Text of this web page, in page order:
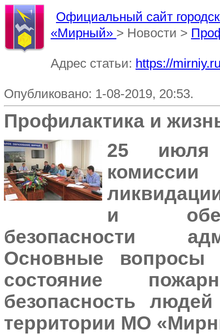
Официальный сайт
«Мирный» > Новости >
Адрес статьи: https://
Опубликовано: 1-08-2019, 20:53.
Профилактика и
25 июля
и
безопасности
Основные вопросы
состояние
безопасность
территории МО